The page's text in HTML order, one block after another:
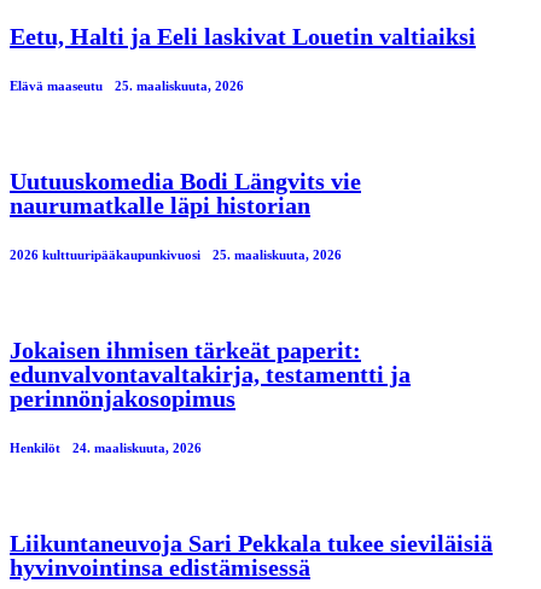
Eetu, Halti ja Eeli laskivat Louetin valtiaiksi
Elävä maaseutu 25. maaliskuuta, 2026
Uutuuskomedia Bodi Längvits vie
naurumatkalle läpi historian
2026 kulttuuripääkaupunkivuosi 25. maaliskuuta, 2026
Jokaisen ihmisen tärkeät paperit:
edunvalvontavaltakirja, testamentti ja
perinnönjakosopimus
Henkilöt 24. maaliskuuta, 2026
Liikuntaneuvoja Sari Pekkala tukee sieviläisiä
hyvinvointinsa edistämisessä